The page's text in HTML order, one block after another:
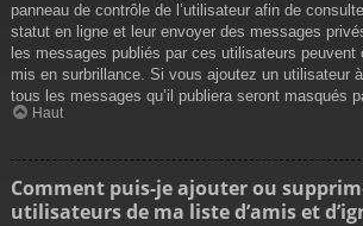
panneau de contrôle de l’utilisateur afin de
statut en ligne et leur envoyer des messages
les messages publiés par ces utilisateurs peuvent
mis en surbrillance. Si vous ajoutez un utilisateur
tous les messages qu’il publiera seront masqués
Haut
Comment puis-je ajouter ou
utilisateurs de ma liste d’amis et